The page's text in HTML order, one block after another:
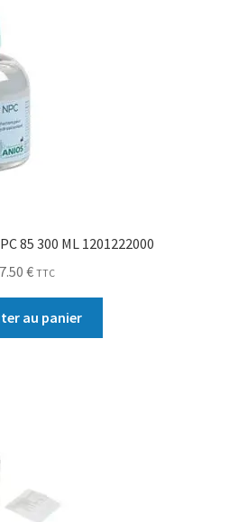
85 300 ML 1201222000
7.50 € TTC
au panier